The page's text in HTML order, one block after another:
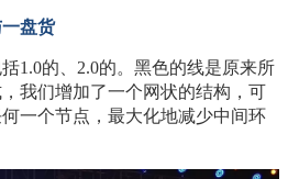
一盘货
1.0的、2.0的。黑色的线是原来所
我们增加了一个网状的结构，可
一个节点，最大化地减少中间环